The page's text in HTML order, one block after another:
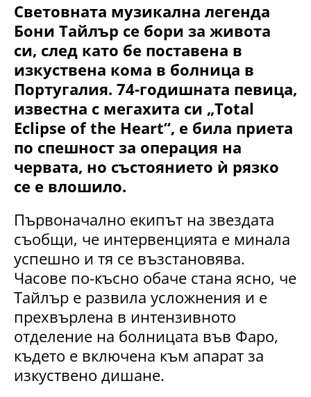
Световната музикална легенда
Бони Тайлър се бори за живота
си, след като бе поставена в
изкуствена кома в болница в
Португалия. 74-годишната певица,
известна с мегахита си „Total
Eclipse of the Heart“, е била приета
по спешност за операция на
червата, но състоянието ѝ рязко
се е влошило.
Първоначално екипът на звездата
съобщи, че интервенцията е минала
успешно и тя се възстановява.
Часове по-късно обаче стана ясно, че
Тайлър е развила усложнения и е
прехвърлена в интензивното
отделение на болницата във Фаро,
където е включена към апарат за
изкуствено дишане.